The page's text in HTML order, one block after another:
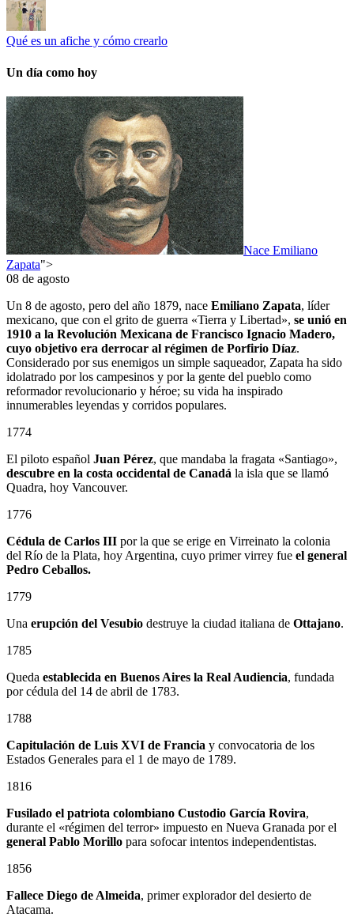
Qué es un afiche y cómo crearlo
Un día como hoy
Nace Emiliano
Zapata">
08 de agosto
Un 8 de agosto, pero del año 1879, nace Emiliano Zapata, líder
mexicano, que con el grito de guerra «Tierra y Libertad», se unió en
1910 a la Revolución Mexicana de Francisco Ignacio Madero,
cuyo objetivo era derrocar al régimen de Porfirio Díaz.
Considerado por sus enemigos un simple saqueador, Zapata ha sido
idolatrado por los campesinos y por la gente del pueblo como
reformador revolucionario y héroe; su vida ha inspirado
innumerables leyendas y corridos populares.
1774
El piloto español Juan Pérez, que mandaba la fragata «Santiago»,
descubre en la costa occidental de Canadá la isla que se llamó
Quadra, hoy Vancouver.
1776
Cédula de Carlos III por la que se erige en Virreinato la colonia
del Río de la Plata, hoy Argentina, cuyo primer virrey fue el general
Pedro Ceballos.
1779
Una erupción del Vesubio destruye la ciudad italiana de Ottajano.
1785
Queda establecida en Buenos Aires la Real Audiencia, fundada
por cédula del 14 de abril de 1783.
1788
Capitulación de Luis XVI de Francia y convocatoria de los
Estados Generales para el 1 de mayo de 1789.
1816
Fusilado el patriota colombiano Custodio García Rovira,
durante el «régimen del terror» impuesto en Nueva Granada por el
general Pablo Morillo para sofocar intentos independentistas.
1856
Fallece Diego de Almeida, primer explorador del desierto de
Atacama.